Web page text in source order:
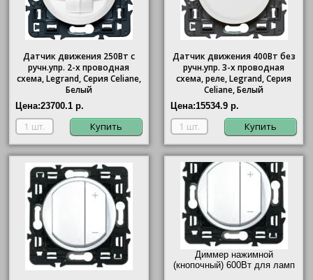
Датчик движения 250Вт с
ручн.упр. 2-х проводная
схема, Legrand, Серия Celiane,
Белый
Цена:23700.1 р.
Купить
Датчик движения 400Вт без
ручн.упр. 3-х проводная
схема, реле, Legrand, Серия
Celiane, Белый
Цена:15534.9 р.
Купить
Диммер нажимной
(кнопочный) 600Вт для ламп